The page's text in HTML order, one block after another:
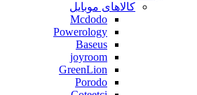
کالاهای موبایل
Mcdodo
Powerology
Baseus
joyroom
GreenLion
Porodo